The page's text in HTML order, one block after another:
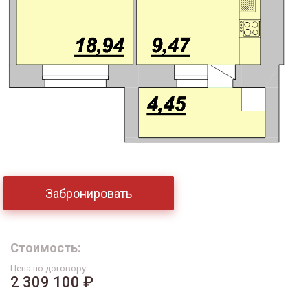
Забронировать
Стоимость:
Цена по договору
2 309 100 ₽